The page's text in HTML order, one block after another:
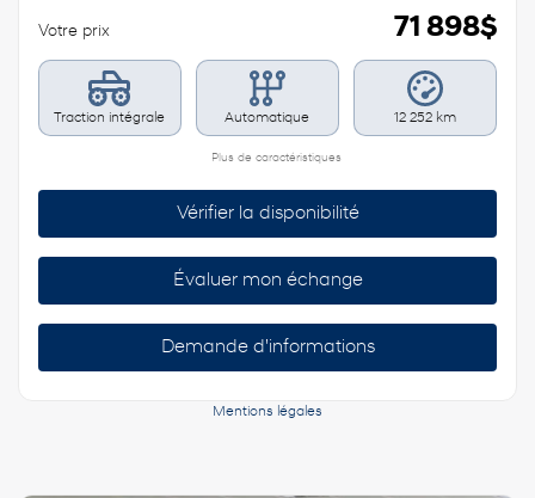
Votre prix 71 898$
Traction intégrale Automatique 12 252 km
Plus de caractéristiques
Vérifier la disponibilité
Évaluer mon échange
Demande d'informations
Mentions légales